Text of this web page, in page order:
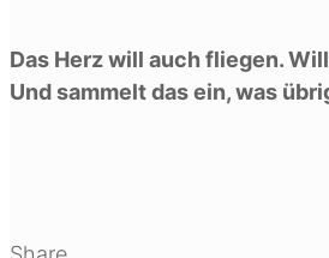
Das Herz will auch fliegen.
Und sammelt das ein, was